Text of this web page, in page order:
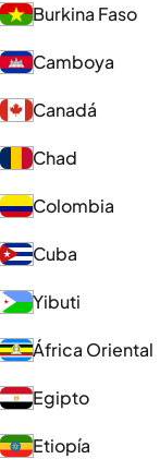
Burkina Faso
Camboya
Canadá
Chad
Colombia
Cuba
Yibuti
África Oriental
Egipto
Etiopía